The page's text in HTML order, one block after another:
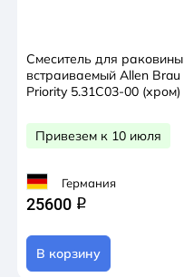
Смеситель для раковины
встраиваемый Allen Brau
Priority 5.31C03-00 (хром)
Привезем к 10 июля
Германия
25600 q
В корзину